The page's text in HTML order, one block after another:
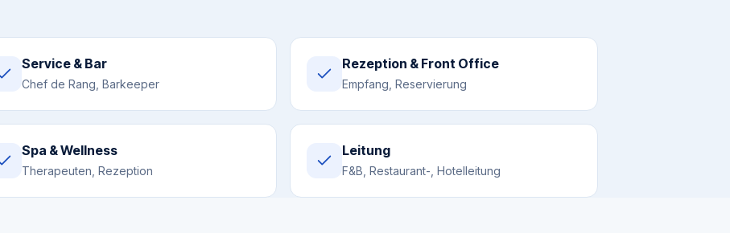
Service & Bar
Chef de Rang, Barkeeper
Rezeption & Front Office
Empfang, Reservierung
Spa & Wellness
Therapeuten, Rezeption
Leitung
F&B, Restaurant-, Hotelleitung